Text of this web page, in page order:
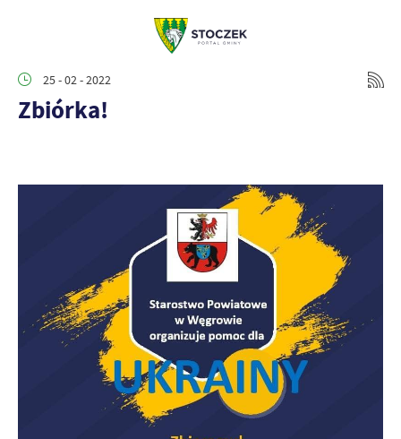
25 - 02 - 2022
Zbiórka!